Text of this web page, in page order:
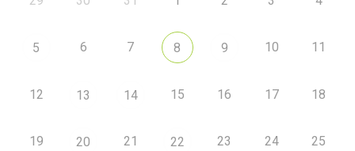
5 6 7 8 9 10 11
12 13 14 15 16 17 18
19 20 21 22 23 24 25